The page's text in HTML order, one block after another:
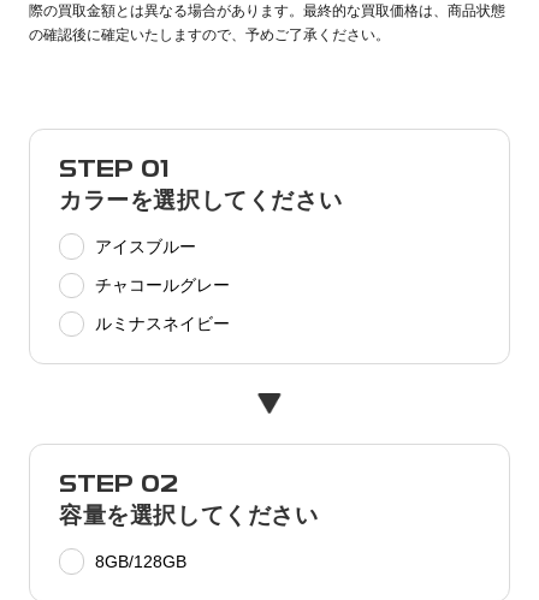
際の買取金額とは異なる場合があります。最終的な買取価格は、商品状態
の確認後に確定いたしますので、予めご了承ください。
STEP 01
カラーを選択してください
アイスブルー
チャコールグレー
ルミナスネイビー
STEP 02
容量を選択してください
8GB/128GB